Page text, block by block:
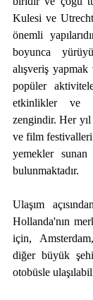
Kulesi ve
önemli
boyunca
alışveriş
popüler
etkinlikler ve
zengindir. Her
ve film
yemekler
bulunmaktadır.
Ulaşım
Hollanda'nın
için,
diğer büyük
otobüsle